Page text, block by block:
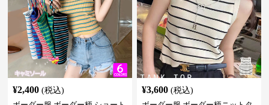
¥2,400 (税込)
¥3,600 (税込)